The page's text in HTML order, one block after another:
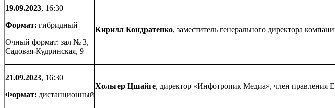
19.09.2023, 16:30
Формат: гибридный
Очный формат: зал № 3,
Садовая-Кудринская, 9
Кирилл Кондратенко, заместитель генерального директора
21.09.2023, 16:30
Формат: дистанционный
Хольгер Цшайге, директор «Инфотропик Медиа», член правления